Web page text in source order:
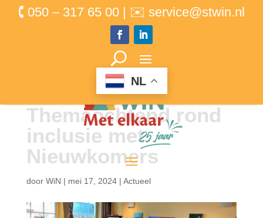
🕻 050 – 317 65 00 | ✉ service@stwin.nl
NL
Themaochtend rond
inclusie met
Nieuwkomers
door WiN | mei 17, 2024| Actueel